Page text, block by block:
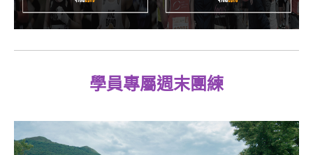
學員專屬週末團練